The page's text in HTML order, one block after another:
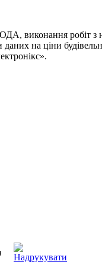
виконання робіт з
даних на ціни